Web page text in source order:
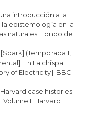
introducción a la
epistemología en la
naturales. Fondo de
(Temporada 1,
En La chispa
of Electricity]. BBC
Harvard case histories
I. Harvard